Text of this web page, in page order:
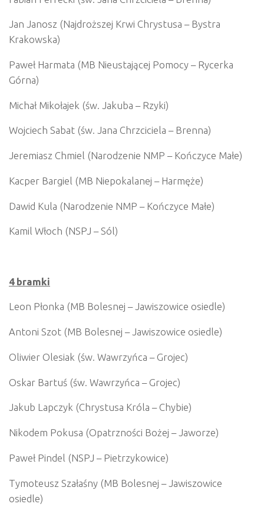
Jan Janosz (Najdroższej Krwi Chrystusa – Bystra
Krakowska)
Paweł Harmata (MB Nieustającej Pomocy – Rycerka
Górna)
Michał Mikołajek (św. Jakuba – Rzyki)
Wojciech Sabat (św. Jana Chrzciciela – Brenna)
Jeremiasz Chmiel (Narodzenie NMP – Kończyce Małe)
Kacper Bargiel (MB Niepokalanej – Harmęże)
Dawid Kula (Narodzenie NMP – Kończyce Małe)
Kamil Włoch (NSPJ – Sól)
4 bramki
Leon Płonka (MB Bolesnej – Jawiszowice osiedle)
Antoni Szot (MB Bolesnej – Jawiszowice osiedle)
Oliwier Olesiak (św. Wawrzyńca – Grojec)
Oskar Bartuś (św. Wawrzyńca – Grojec)
Jakub Lapczyk (Chrystusa Króla – Chybie)
Nikodem Pokusa (Opatrzności Bożej – Jaworze)
Paweł Pindel (NSPJ – Pietrzykowice)
Tymoteusz Szałaśny (MB Bolesnej – Jawiszowice
osiedle)